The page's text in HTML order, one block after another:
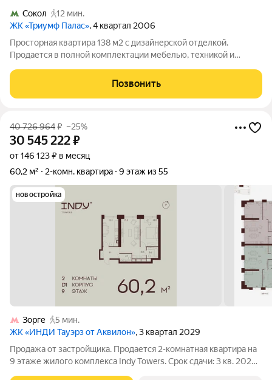
Сокол
12 мин.
ЖК «Триумф Палас», 4 квартал 2006
Просторная квартира 138 м2 с дизайнерской отделкой.
Продается в полной комплектации мебелью, техникой и
открываются шикарные виды на столицу. Комплексе премиум-
класса Триумф-Палас находится рядом с
Позвонить
40 726 964₽ –25%
30 545 222₽
от 146 123 ₽ в месяц
60,2 м²
2-комн. квартира 9 этаж из 55
новостройка
Зорге
5 мин.
ЖК «ИНДИ Тауэрз от Аквилон», 3 квартал 2029
Продажа от застройщика. Продается 2-комнатная квартира на
9 этаже жилого комплекса Indy Towers. Срок сдачи: 3 кв. 2029